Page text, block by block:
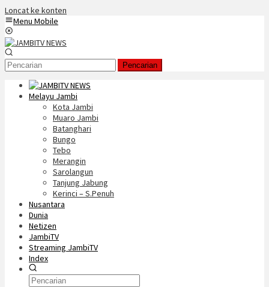
Loncat ke konten
Menu Mobile
Pencarian
Melayu Jambi
Kota Jambi
Muaro Jambi
Batanghari
Bungo
Tebo
Merangin
Sarolangun
Tanjung Jabung
Kerinci – S.Penuh
Nusantara
Dunia
Netizen
JambiTV
Streaming JambiTV
Index